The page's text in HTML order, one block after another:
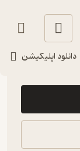
دانلود اپلیکیشن
85,000